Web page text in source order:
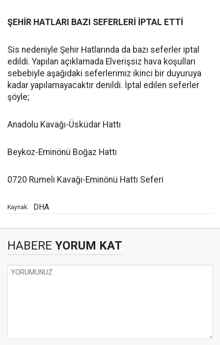
ŞEHİR HATLARI BAZI SEFERLERİ İPTAL ETTİ
Sis nedeniyle Şehir Hatlarında da bazı seferler iptal
edildi. Yapılan açıklamada Elverişsiz hava koşulları
sebebiyle aşağıdaki seferlerimiz ikinci bir duyuruya
kadar yapılamayacaktır denildi. İptal edilen seferler
şöyle;
Anadolu Kavağı-Üsküdar Hattı
Beykoz-Eminönü Boğaz Hattı
0720 Rumeli Kavağı-Eminönü Hattı Seferi
Kaynak: DHA
HABERE YORUM KAT